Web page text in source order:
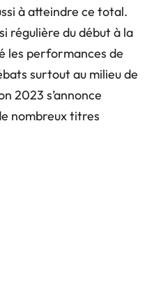
à atteindre ce total.
régulière du début à la
les performances de
surtout au milieu de
2023 s’annonce
nombreux titres